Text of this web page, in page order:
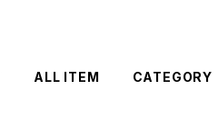
ALL ITEM CATEGORY